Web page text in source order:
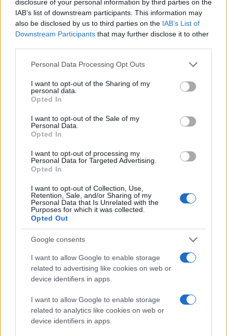
disclosure of your personal information by third parties on the
IAB’s list of downstream participants. This information may
also be disclosed by us to third parties on the IAB’s List of
Downstream Participants that may further disclose it to other
Please note that this website/app uses one or more Google
not limited to your visit or usage behaviour. You may click to
grant or deny consent to Google and its third-party tags to
use your data for below specified purposes in below Google
consent section.
Personal Data Processing Opt Outs
I want to opt-out of the Sharing of my
personal data.
Opted In
I want to opt-out of the Sale of my
Personal Data.
Opted In
I want to opt-out of processing my
Personal Data for Targeted Advertising.
Opted In
I want to opt-out of Collection, Use,
Retention, Sale, and/or Sharing of my
Personal Data that Is Unrelated with the
Purposes for which it was collected.
Opted Out
Google consents
I want to allow Google to enable storage
related to advertising like cookies on web or
device identifiers in apps.
I want to allow Google to enable storage
related to analytics like cookies on web or
device identifiers in apps.
Αρχικά, οι ερευνητές υπέθεσαν ότι πρόκειται για ένα
λευκό νάνο, όπως συμβαίνει συνήθως με τα δυαδικά
περίπου τη μάζα του Ήλιου, αλλά δεν ήταν ορατός σε
κανένα άλλο μήκος κύματος πλην του
ραδιοφάσματος. Η πιο λογική εξήγηση ήταν ότι
που έχει απογυμνωθεί από το υδρογόνο του, εξαιτίας
μιας διαδικασίας γνωστής ως κοινή εξέλιξη φακέλου.
Σε αυτή τη διαδικασία, το αστέρι συνοδός
διογκώνεται τόσο ώστε οι εξωτερικοί του φλοιοί να
περικλείσουν και το αστέρι νετρονίων. Η τριβή μεταξύ
τους επιβραδύνει το σύστημα και προκαλεί τη
σταδιακή σύγκλισή τους, με αποτέλεσμα τη
δημιουργία ενός εξαιρετικά συμπαγούς δυαδικού
συστήματος.
Duncan Lorimer, καθηγητής φυσικής και
αστρονομίας στοWest Virginia University
συνηθισμένη αλληλεπίδραση των pulsars, όπου η ύλη
απορροφάται μέσω «συσσώρευσης» από ένα
διογκωμένο άστρο. Σε αυτή την περίπτωση,